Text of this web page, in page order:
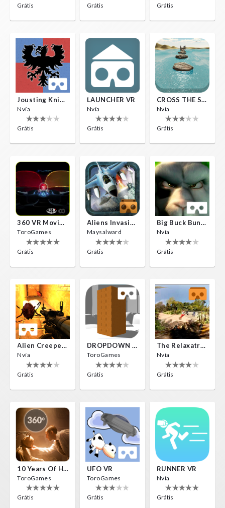
Grátis Grátis Grátis
Jousting Knights VR
Nvía
Grátis
LAUNCHER VR
Nvía
Grátis
CROSS THE SEA
Nvía
Grátis
360 VR Movie Experience
ToroGames
Grátis
Aliens Invasion VR
Maysalward
Grátis
Big Buck Bunny
Nvía
Grátis
Alien Creepers VR
Nvía
Grátis
DROPDOWN VR
ToroGames
Grátis
The Relaxatron
Nvía
Grátis
10 Years Of Horror Nights
ToroGames
Grátis
UFO VR
ToroGames
Grátis
RUNNER VR
Nvía
Grátis